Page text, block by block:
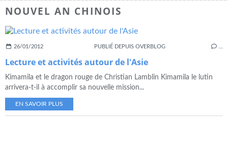
NOUVEL AN CHINOIS
26/01/2012 PUBLIÉ DEPUIS OVERBLOG
Lecture et activités autour de l'Asie
Kimamila et le dragon rouge de Christian Lamblin Kimamila le lutin
arrivera-t-il à accomplir sa nouvelle mission...
EN SAVOIR PLUS